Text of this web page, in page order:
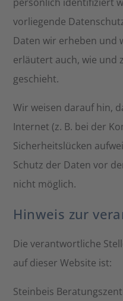
vorliegende
Daten wir erheben und
erläutert auch, wie und
geschieht.
Wir weisen darauf hin,
Internet (z. B. bei der
Sicherheitslücken
Schutz der Daten vor
nicht möglich.
Hinweis zur
Die verantwortliche
auf dieser Website ist:
Steinbeis